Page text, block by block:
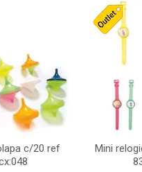
c/20 ref
Mini